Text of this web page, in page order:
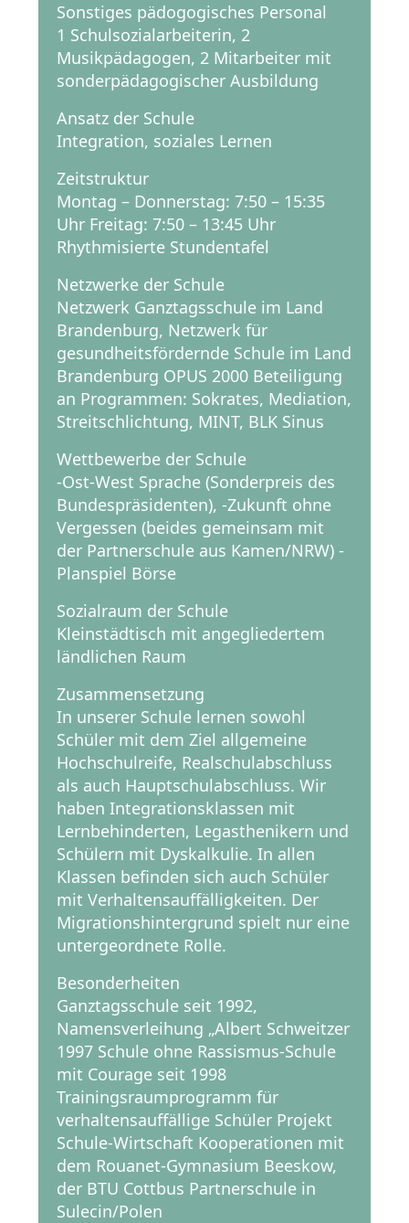
Sonstiges pädogogisches Personal
1 Schulsozialarbeiterin, 2
Musikpädagogen, 2 Mitarbeiter mit
sonderpädagogischer Ausbildung
Ansatz der Schule
Integration, soziales Lernen
Zeitstruktur
Montag – Donnerstag: 7:50 – 15:35
Uhr Freitag: 7:50 – 13:45 Uhr
Rhythmisierte Stundentafel
Netzwerke der Schule
Netzwerk Ganztagsschule im Land
Brandenburg, Netzwerk für
gesundheitsfördernde Schule im Land
Brandenburg OPUS 2000 Beteiligung
an Programmen: Sokrates, Mediation,
Streitschlichtung, MINT, BLK Sinus
Wettbewerbe der Schule
-Ost-West Sprache (Sonderpreis des
Bundespräsidenten), -Zukunft ohne
Vergessen (beides gemeinsam mit
der Partnerschule aus Kamen/NRW) -
Planspiel Börse
Sozialraum der Schule
Kleinstädtisch mit angegliedertem
ländlichen Raum
Zusammensetzung
In unserer Schule lernen sowohl
Schüler mit dem Ziel allgemeine
Hochschulreife, Realschulabschluss
als auch Hauptschulabschluss. Wir
haben Integrationsklassen mit
Lernbehinderten, Legasthenikern und
Schülern mit Dyskalkulie. In allen
Klassen befinden sich auch Schüler
mit Verhaltensauffälligkeiten. Der
Migrationshintergrund spielt nur eine
untergeordnete Rolle.
Besonderheiten
Ganztagsschule seit 1992,
Namensverleihung „Albert Schweitzer
1997 Schule ohne Rassismus-Schule
mit Courage seit 1998
Trainingsraumprogramm für
verhaltensauffällige Schüler Projekt
Schule-Wirtschaft Kooperationen mit
dem Rouanet-Gymnasium Beeskow,
der BTU Cottbus Partnerschule in
Sulecin/Polen